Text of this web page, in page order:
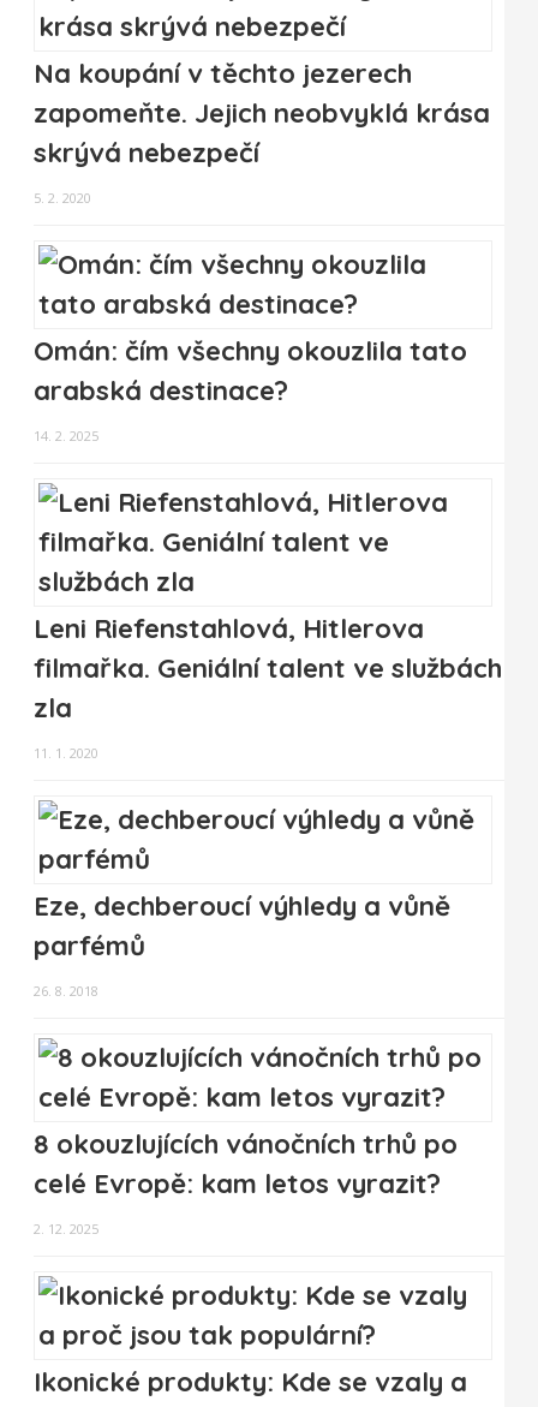
Na koupání v těchto jezerech
zapomeňte. Jejich neobvyklá krása
skrývá nebezpečí
5. 2. 2020
Omán: čím všechny okouzlila tato
arabská destinace?
14. 2. 2025
Leni Riefenstahlová, Hitlerova
filmařka. Geniální talent ve službách
zla
11. 1. 2020
Eze, dechberoucí výhledy a vůně
parfémů
26. 8. 2018
8 okouzlujících vánočních trhů po
celé Evropě: kam letos vyrazit?
2. 12. 2025
Ikonické produkty: Kde se vzaly a